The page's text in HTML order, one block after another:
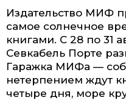
Издательство МИФ
самое солнечное
книгами. С 28 по 31
Севкабель Порте
Гаражка МИФа —
нетерпением ждут
четыре дня, море